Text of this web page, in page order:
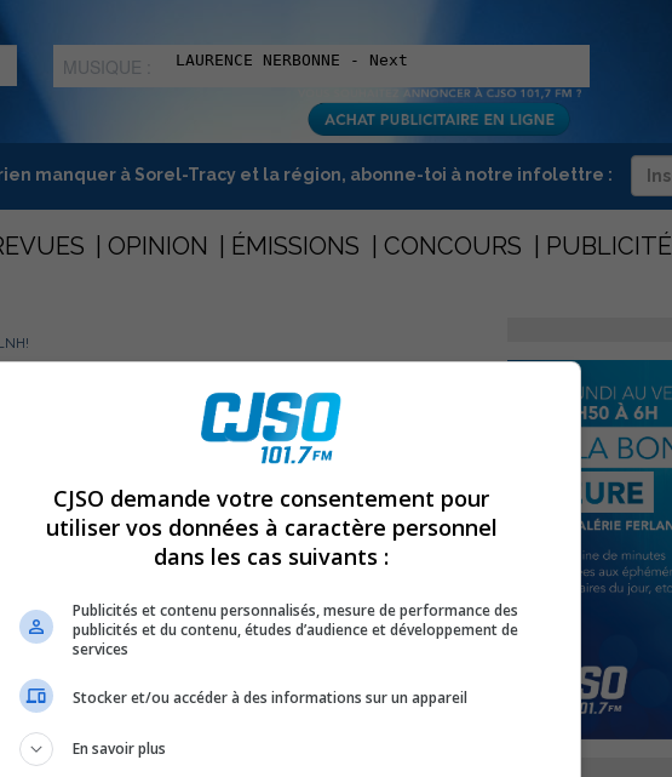
MUSIQUE :
manquer à Sorel-Tracy et la région, abonne-toi à notre infolettre :
OPINION ÉMISSIONS CONCOURS PUBLICITÉ
la LNH!
André Fleury de Sorel-Tracy, a été choisi au premier
Peinguins de Pittsburgh, samedi dernier à Nashville.
a été sélectionné en 8e ronde, 247e au total , par les
CJSO demande votre consentement pour
utiliser vos données à caractère personnel
dans les cas suivants :
Publicités et contenu personnalisés, mesure de performance des
publicités et du contenu, études d’audience et développement de
services
Stocker et/ou accéder à des informations sur un appareil
En savoir plus